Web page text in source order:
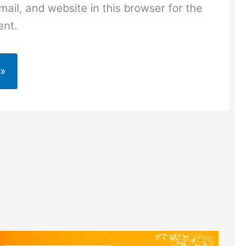
and website in this browser for the